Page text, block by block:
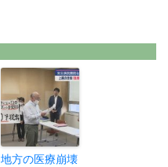
地方の医療崩壊